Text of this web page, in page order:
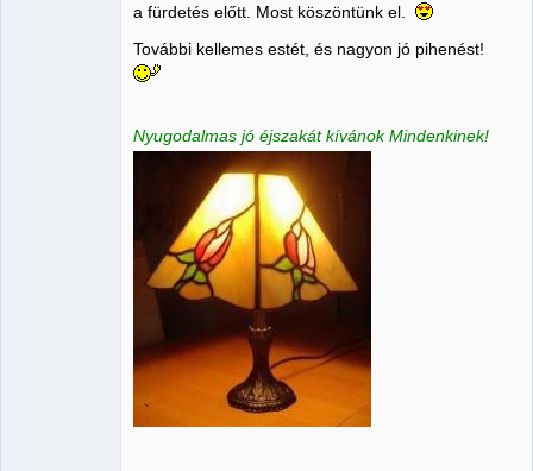
a fürdetés előtt. Most köszöntünk el.
További kellemes estét, és nagyon jó pihenést!
Nyugodalmas jó éjszakát kívánok Mindenkinek!